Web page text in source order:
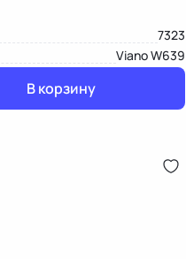
7323
Viano W639
В корзину